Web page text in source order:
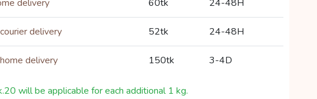
delivery 60tk 24-48H
delivery 52tk 24-48H
delivery 150tk 3-4D
will be applicable for each additional 1 kg.